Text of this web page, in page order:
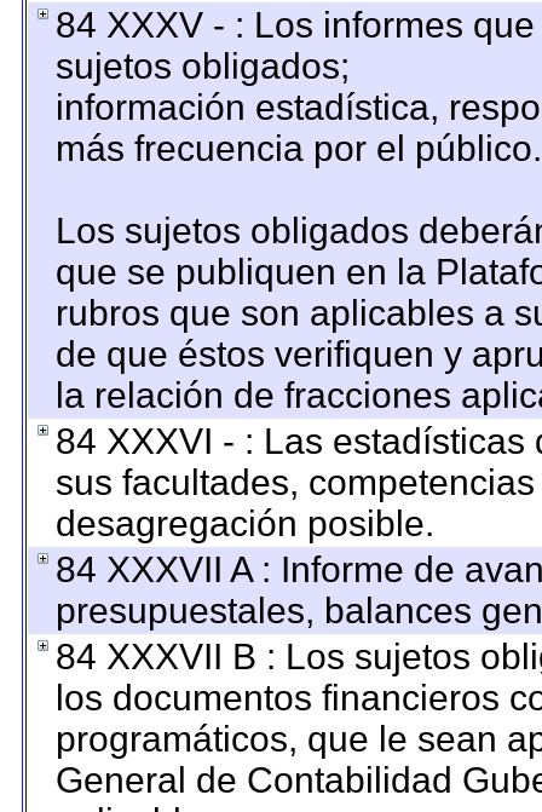
84 XXXV - : Los informes
sujetos obligados;
información estadística,
más frecuencia por el público.
Los sujetos obligados
que se publiquen en la
rubros que son aplicables a
de que éstos verifiquen y
la relación de fracciones
84 XXXVI - : Las
sus facultades,
desagregación posible.
84 XXXVII A : Informe de
presupuestales, balances
84 XXXVII B : Los sujetos
los documentos financieros
programáticos, que le sean
General de Contabilidad